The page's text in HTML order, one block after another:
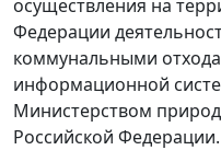
осуществления на
Федерации
коммунальными
информационной
Министерством
Российской Федерации.